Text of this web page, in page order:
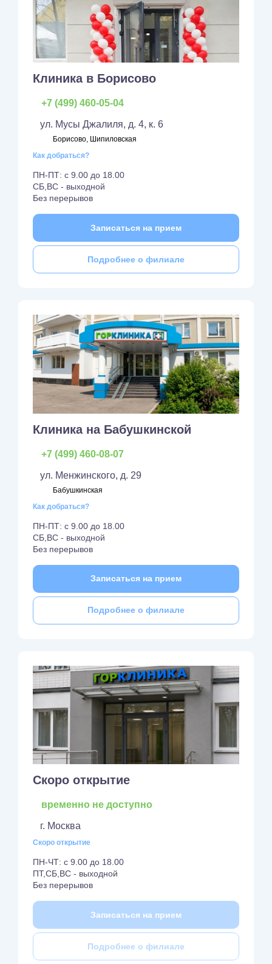
Клиника в Борисово
+7 (499) 460-05-04
ул. Мусы Джалиля, д. 4, к. 6
Борисово, Шипиловская
Как добраться?
ПН-ПТ: с 9.00 до 18.00
СБ,ВС - выходной
Без перерывов
Записаться на прием
Подробнее о филиале
Клиника на Бабушкинской
+7 (499) 460-08-07
ул. Менжинского, д. 29
Бабушкинская
Как добраться?
ПН-ПТ: с 9.00 до 18.00
СБ,ВС - выходной
Без перерывов
Записаться на прием
Подробнее о филиале
Скоро открытие
временно не доступно
г. Москва
Скоро открытие
ПН-ЧТ: с 9.00 до 18.00
ПТ,СБ,ВС - выходной
Без перерывов
Записаться на прием
Подробнее о филиале